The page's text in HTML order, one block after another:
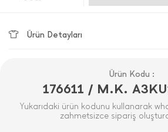
Ürün Detayları
Ürün Kodu :
176611 / M.K.
Yukarıdaki ürün kodunu kullanarak
zahmetsizce sipariş